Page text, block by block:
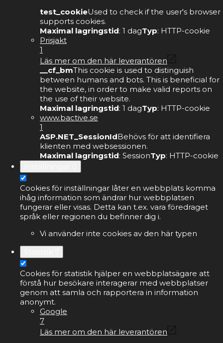
test_cookieUsed to check if the user's browser
supports cookies.
Maximal lagringstid: 1 dagTyp: HTTP-cookie
Prisjakt
1
Läs mer om den här leverantören
__cf_bmThis cookie is used to distinguish
between humans and bots. This is beneficial for
the website, in order to make valid reports on
the use of their website.
Maximal lagringstid: 1 dagTyp: HTTP-cookie
www.bactive.se
1
ASP.NET_SessionIdBehövs för att identifiera
klienten med websessionen.
Maximal lagringstid: SessionTyp: HTTP-cookie
Cookies för inställningar låter en webbplats komma
ihåg information som ändrar hur webbplatsen
fungerar eller visas. Detta kan t.ex. vara föredraget
språk eller regionen du befinner dig i.
Vi använder inte cookies av den här typen
Cookies för statistik hjälper en webbplatsägare att
förstå hur besökare interagerar med webbplatser
genom att samla och rapportera in information
anonymt.
Google
7
Läs mer om den här leverantören